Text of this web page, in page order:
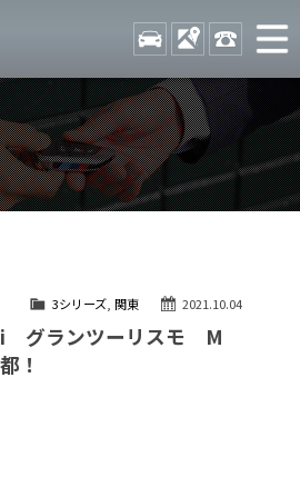
グループ BMW専門 八
STOCK ACCESS 042-
在庫リスト
店舗紹介
アクセスマップ
自動車保険2021.10.04
3シリーズ, 関東
グランツーリスモ M
！